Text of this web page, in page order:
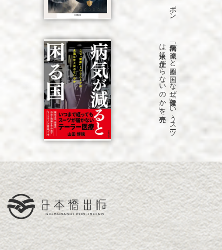
「病気が
減る
と
困る
国
な
ぜ
「健康」と
い
う
ス
ーツ
は
永遠に
仕上が
ら
な
い
の
か
」を
発売